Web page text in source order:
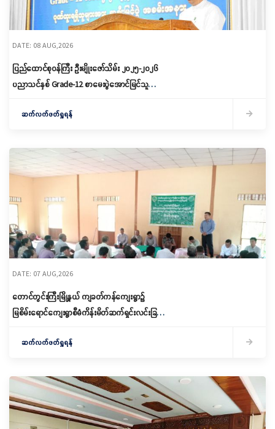
DATE: 08 AUG,2026
ပြည်ထောင်စုဝန်ကြီး ဦးမျိုးဇော်သိမ်း ၂၀၂၅-၂၀၂၆
ပညာသင်နှစ် Grade-12 စာမေးပွဲအောင်မြင်သူများ
ဆက်လက်ဖတ်ရှုရန်
DATE: 07 AUG,2026
တောင်တွင်းကြီးမြို့နယ် ကျခတ်ကန်ကျေးရွာ၌
မြစိမ်းရောင်ကျေးရွာစီမံကိန်းမိတ်ဆက်ရှင်းလင်းခြင်း
ဆက်လက်ဖတ်ရှုရန်